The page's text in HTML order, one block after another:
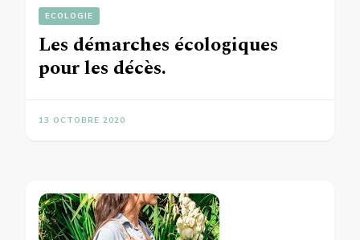
ECOLOGIE
Les démarches écologiques
pour les décès.
13 OCTOBRE 2020